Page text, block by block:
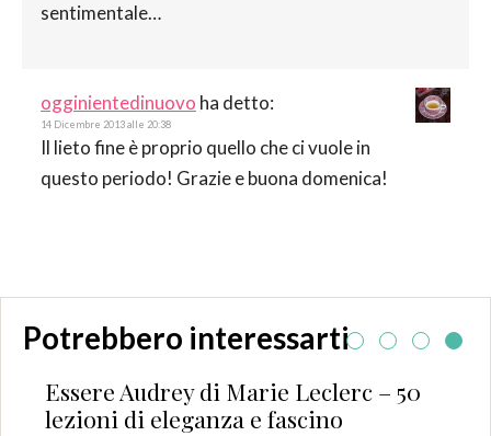
sentimentale…
ogginientedinuovo ha detto:
14 Dicembre 2013 alle 20:38
Il lieto fine è proprio quello che ci vuole in
questo periodo! Grazie e buona domenica!
Potrebbero interessarti
Essere Audrey di Marie Leclerc – 50
lezioni di eleganza e fascino